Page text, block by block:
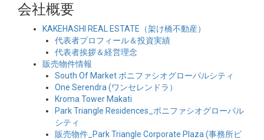
会社概要
KAKEHASHI REAL ESTATE（架け橋不動産）
代表者プロフィール＆投資実績
代表者挨拶＆経営理念
販売物件情報
South Of Market ボニファシオグローバルシティ
One Serendra (ワンセレンドラ）
Kroma Tower Makati
Park Triangle Residences_ボニファシオグローバル
シティ
販売物件_Park Triangle Corporate Plaza (事務所ビ